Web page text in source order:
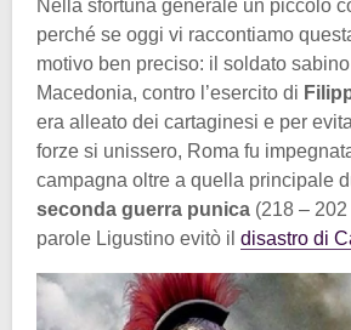
Nella sfortuna generale un piccolo
perché se oggi vi raccontiamo
motivo ben preciso: il soldato
Macedonia, contro l’esercito di
era alleato dei cartaginesi e per
forze si unissero, Roma fu
campagna oltre a quella principale
seconda guerra punica (218 –
parole Ligustino evitò il disastro di